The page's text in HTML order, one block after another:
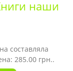
наши
составляла
285.00 грн..